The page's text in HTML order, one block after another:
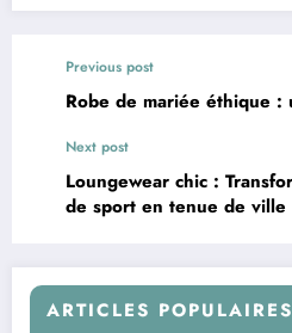
Previous post
Robe de mariée éthique :
Next post
Loungewear chic :
de sport en tenue de ville
ARTICLES POPULAIRES